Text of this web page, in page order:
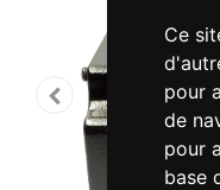
Ce
pour
de
pour
base